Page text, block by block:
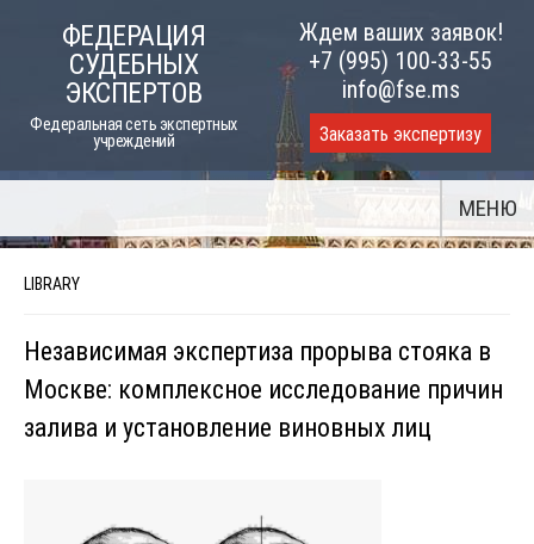
ФЕДЕРАЦИЯ
СУДЕБНЫХ
ЭКСПЕРТОВ
Федеральная сеть экспертных
учреждений
Ждем ваших заявок!
+7 (995) 100-33-55
info@fse.ms
Заказать экспертизу
МЕНЮ
LIBRARY
Независимая экспертиза прорыва стояка в
Москве: комплексное исследование причин
залива и установление виновных лиц